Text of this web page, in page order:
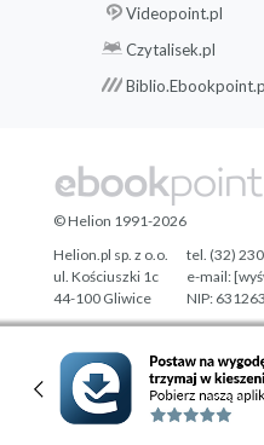
Videopoint.pl
Czytalisek.pl
Designed with ♥ byTonik.pl
© Helion 1991-2026
Helion.pl sp. z o.o.
ul. Kościuszki 1c
44-100 Gliwice
tel. (32)
e-mail:
NIP:
Regon:
Pełna